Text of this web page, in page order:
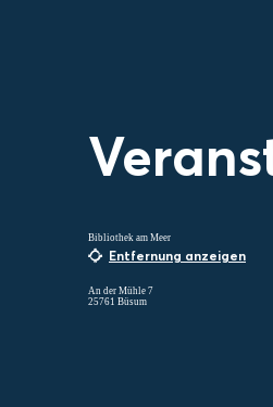
Bibliothek am Meer
Entfernung anzeigen
An der Mühle 7
25761 Büsum